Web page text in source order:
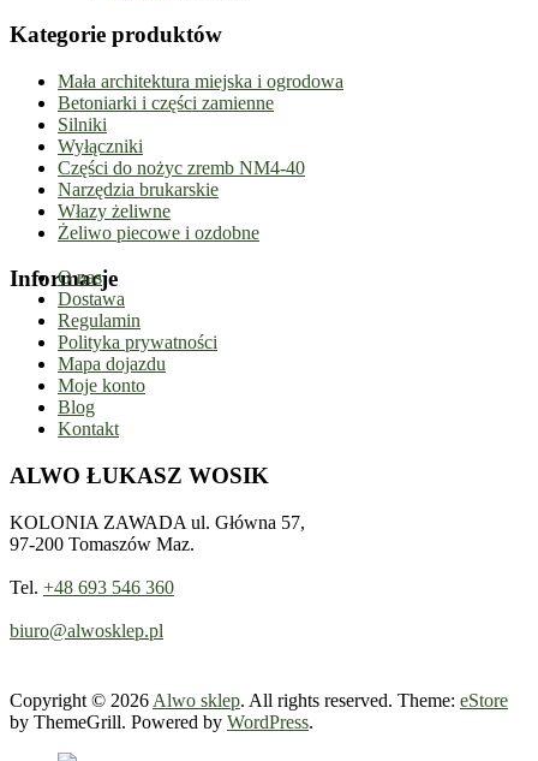
Kategorie produktów
Mała architektura miejska i ogrodowa
Betoniarki i części zamienne
Silniki
Wyłączniki
Części do nożyc zremb NM4-40
Narzędzia brukarskie
Włazy żeliwne
Żeliwo piecowe i ozdobne
Informacje
O nas
Dostawa
Regulamin
Polityka prywatności
Mapa dojazdu
Moje konto
Blog
Kontakt
ALWO ŁUKASZ WOSIK
KOLONIA ZAWADA ul. Główna 57,
97-200 Tomaszów Maz.
Tel. +48 693 546 360
biuro@alwosklep.pl
Copyright © 2026 Alwo sklep. All rights reserved. Theme: eStore
by ThemeGrill. Powered by WordPress.